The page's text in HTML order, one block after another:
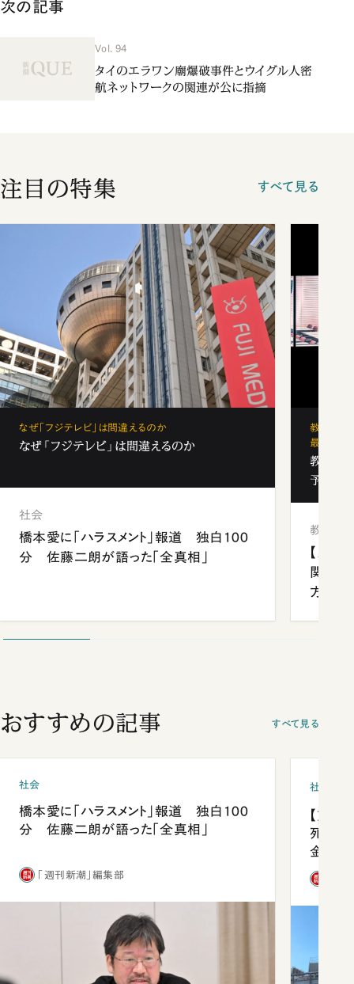
次の記事
Vol. 94
タイのエラワン廟爆破事件とウイグル人密
航ネットワークの関連が公に指摘
注目の特集 すべて見る
なぜ「フジテレビ」は間違えるのか
なぜ「フジテレビ」は間違えるのか
社会
橋本愛に「ハラスメント」報道 独白100
分 佐藤二朗が語った「全真相」
教育の地
最新勢力
教育の
予備校
教育
【九州
関西
方
おすすめの記事 すべて見る
社会
橋本愛に「ハラスメント」報道 独白100
分 佐藤二朗が語った「全真相」
「週刊新潮」編集部
社会
【熊本
死を分
金」